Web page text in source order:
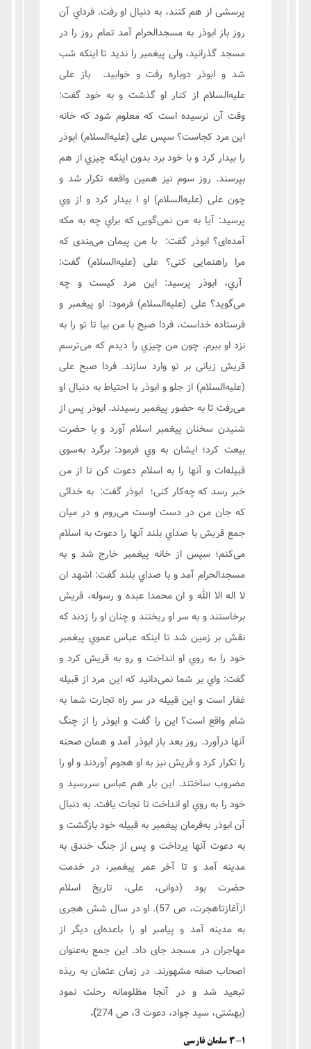
پرسشی از هم کنند، به دنبال او رفت. فرداي آن
روز باز ابوذر به مسجدالحرام آمد تمام روز را در
مسجد گذرانید، ولی پیغمبر را ندید تا اینکه شب
شد و ابوذر دوباره رفت و خوابید. باز علی
علیه‌السلام از کنار او گذشت و به خود گفت:
وقت آن نرسیده است که معلوم شود که خانه
این مرد کجاست؟ سپس علی (علیه‌السلام) ابوذر
را بیدار کرد و با خود برد بدون اینکه چیزي از هم
بپرسند. روز سوم نیز همین واقعه تکرار شد و
چون علی (علیه‌السلام) او ا بیدار کرد و از وي
پرسید: آیا به من نمی‌گویی که براي چه به مکه
آمده‌ای؟ ابوذر گفت: با من پیمان می‌بندی که
مرا راهنمایی کنی؟ علی (علیه‌السلام) گفت:
آري، ابوذر پرسید: این مرد کیست و چه
می‌گوید؟ علی (علیه‌السلام) فرمود: او پیغمبر و
فرستاده خداست، فردا صبح با من بیا تا تو را به
نزد او ببرم. چون من چیزي را دیدم که می‌ترسم
قریش زیانی بر تو وارد سازند. فردا صبح علی
(علیه‌السلام) از جلو و ابوذر با احتیاط به دنبال او
می‌رفت تا به حضور پیغمبر رسیدند. ابوذر پس از
شنیدن سخنان پیغمبر اسلام آورد و با حضرت
بیعت کرد؛ ایشان به وي فرمود: برگرد به‌سوی
قبیله‌ات و آنها را به اسلام دعوت کن تا از من
خبر رسد که چه‌کار کنی؛ ابوذر گفت: به خدائی
که جان من در دست اوست می‌روم و در میان
جمع قریش با صداي بلند آنها را دعوت به اسلام
می‌کنم؛ سپس از خانه پیغمبر خارج شد و به
مسجدالحرام آمد و با صداي بلند گفت: اشهد ان
لا اله الا الله و ان محمدا عبده و رسوله، قریش
برخاستند و به سر او ریختند و چنان او را زدند که
نقش بر زمین شد تا اینکه عباس عموي پیغمبر
خود را به روي او انداخت و رو به قریش کرد و
گفت: واي بر شما نمی‌دانید که این مرد از قبیله
غفار است و این قبیله در سر راه تجارت شما به
شام واقع است؟ این را گفت و ابوذر را از چنگ
آنها درآورد. روز بعد باز ابوذر آمد و همان صحنه
را تکرار کرد و قریش نیز به او هجوم آوردند و او را
مضروب ساختند. این بار هم عباس سررسید و
خود را به روي او انداخت تا نجات یافت. به دنبال
آن ابوذر به‌فرمان پیغمبر به قبیله خود بازگشت و
به دعوت آنها پرداخت و پس از جنگ خندق به
مدینه آمد و تا آخر عمر پیغمبر، در خدمت
حضرت بود (دوانی، علی، تاریخ اسلام
ازآغازتاهجرت، ص 57). او در سال شش هجری
به مدینه آمد و پیامبر او را باعده‌ای دیگر از
مهاجران در مسجد جای داد. این جمع به‌عنوان
اصحاب صفه مشهورند. در زمان عثمان به ربذه
تبعید شد و در آنجا مظلومانه رحلت نمود
(بهشتی، سید جواد، دعوت 3، ص 274
).
3-1 سلمان فارسی